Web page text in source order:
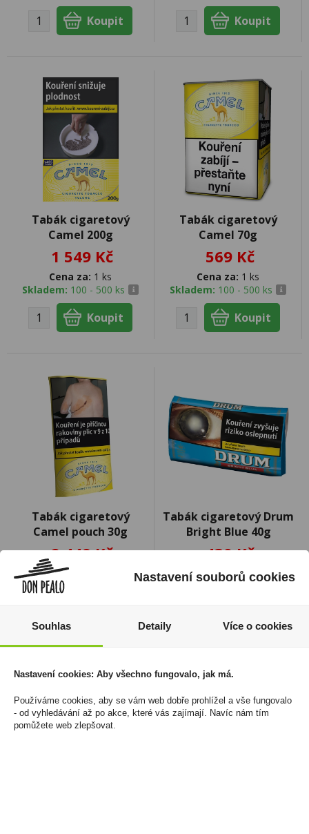
Tabák cigaretový
Camel 200g
1 549 Kč
Cena za: 1 ks
Skladem: 100 - 500 ks
Tabák cigaretový
Camel 70g
569 Kč
Cena za: 1 ks
Skladem: 100 - 500 ks
Tabák cigaretový
Camel pouch 30g
2 449 Kč
Cena za:
Skladem:100 - 500 balení
Tabák cigaretový Drum
Bright Blue 40g
430 Kč
Cena za:1 ks
Nastavení souborů cookies
Souhlas Detaily Více o cookies
Nastavení cookies: Aby všechno fungovalo, jak má.
Používáme cookies, aby se vám web dobře prohlížel a vše fungovalo
- od vyhledávání až po akce, které vás zajímají. Navíc nám tím
pomůžete web zlepšovat.